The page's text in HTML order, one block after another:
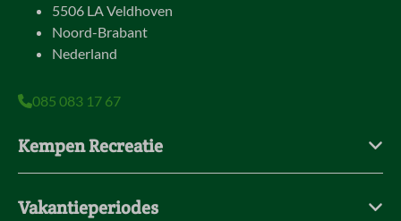
5506 LA Veldhoven
Noord-Brabant
Nederland
085 083 17 67
Kempen Recreatie
Vakantieperiodes